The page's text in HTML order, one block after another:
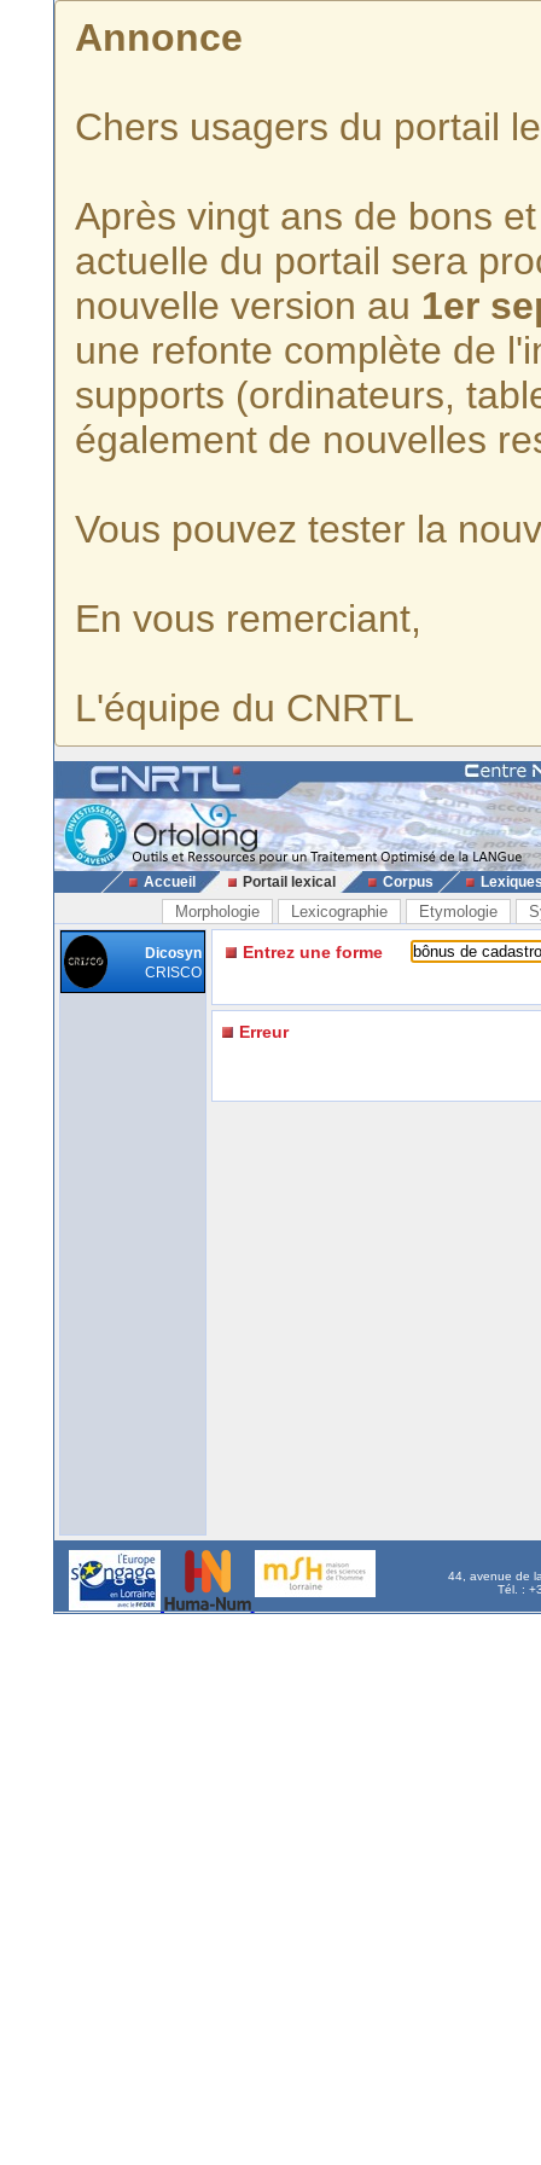
Annonce
Chers usagers du portail
Après vingt ans de bons
actuelle du portail sera
nouvelle version au 1er
une refonte complète de
supports (ordinateurs,
également de nouvelles
Vous pouvez tester la
En vous remerciant,
L'équipe du CNRTL
Accueil Portail lexical Corpus
Morphologie Lexicographie Etymologie
Dicosyn
CRISCO
Entrez une forme
Erreur
44, avenue de
Tél. :